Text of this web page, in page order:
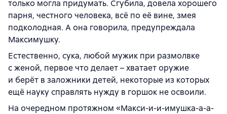
только могла придумать. Сгубила, довела хорошего
парня, честного человека, всё по её вине, змея
подколодная. А она говорила, предупреждала
Максимушку.
Естественно, сука, любой мужик при размолвке
с женой, первое что делает – хватает оружие
и берёт в заложники детей, некоторые из которых
ещё науку справлять нужду в горшок не освоили.
На очередном протяжном «Макси-и-и-имушка-а-а-